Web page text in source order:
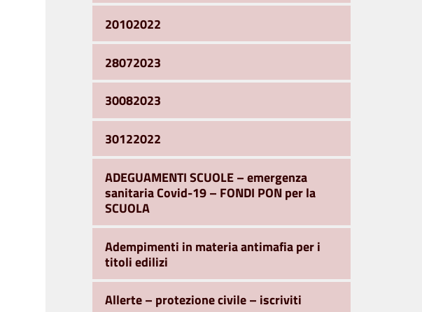
20102022
28072023
30082023
30122022
ADEGUAMENTI SCUOLE – emergenza
sanitaria Covid-19 – FONDI PON per la
SCUOLA
Adempimenti in materia antimafia per i
titoli edilizi
Allerte – protezione civile – iscriviti